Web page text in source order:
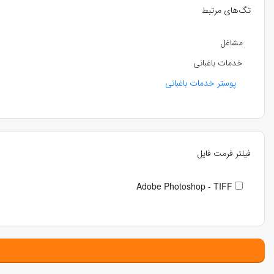
تگ‌های مرتبط
مشاغل
خدمات باغبانی
پوستر خدمات باغبانی
فیلتر فرمت فایل
Adobe Photoshop - TIFF